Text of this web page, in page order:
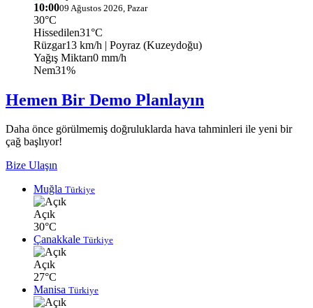
10:0009 Ağustos 2026, Pazar
30°C
Hissedilen31°C
Rüzgar13 km/h | Poyraz (Kuzeydoğu)
Yağış Miktarı0 mm/h
Nem31%
Hemen Bir Demo Planlayın
Daha önce görülmemiş doğruluklarda hava tahminleri ile yeni bir
çağ başlıyor!
Bize Ulaşın
Muğla Türkiye
Açık
30°C
Çanakkale Türkiye
Açık
27°C
Manisa Türkiye